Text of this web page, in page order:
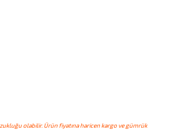
olabilir. Ürün fiyatına haricen kargo ve gümrük